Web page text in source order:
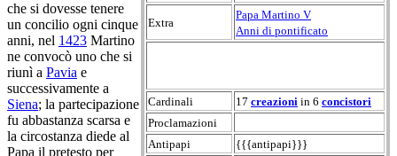
Extra
Papa Martino V
Anni di pontificato
Cardinali 17 creazioni in 6 concistori
Proclamazioni
Antipapi
{{{antipapi}}}
che si dovesse tenere
un concilio ogni cinque
anni, nel 1423 Martino
ne convocò uno che si
riunì a Pavia e
successivamente a
Siena; la partecipazione
fu abbastanza scarsa e
la circostanza diede al
Papa il pretesto per